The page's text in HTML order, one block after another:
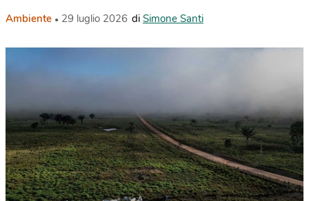
Ambiente 29 luglio 2026 di Simone Santi